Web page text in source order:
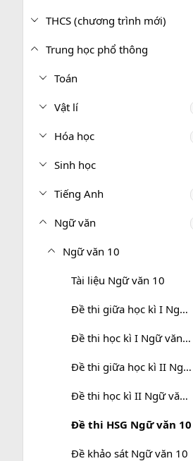
THCS (chương trình mới)
Trung học phổ thông
Toán
Vật lí
Hóa học
Sinh học
Tiếng Anh
Ngữ văn
Ngữ văn 10
Tài liệu Ngữ văn 10
Đề thi giữa học kì I Ngữ văn 10
Đề thi học kì I Ngữ văn 10
Đề thi giữa học kì II Ngữ văn 10
Đề thi học kì II Ngữ văn 10
Đề thi HSG Ngữ văn 10
Đề khảo sát Ngữ văn 10